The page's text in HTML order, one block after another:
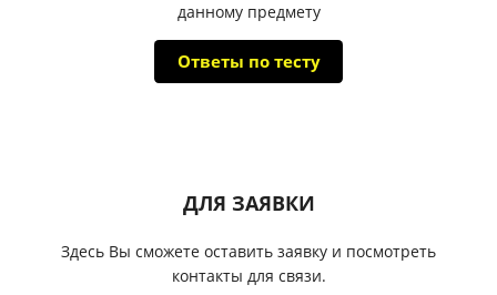
данному предмету
Ответы по тесту
ДЛЯ ЗАЯВКИ
Здесь Вы сможете оставить заявку и посмотреть
контакты для связи.